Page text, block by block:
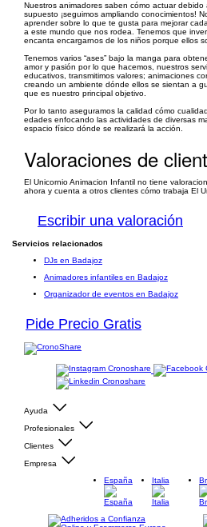
Nuestros animadores saben cómo actuar debido
supuesto ¡seguimos ampliando conocimientos!
aprender sobre lo que te gusta para mejorar
a este mundo que nos rodea. Tenemos que
encanta encargarnos de los niños porque ellos
Tenemos varios “ases” bajo la manga para
amor y pasión por lo que hacemos, nuestros
educativos, transmitimos valores; animaciones
creando un ambiente dónde ellos se sientan a
que es nuestro principal objetivo.
Por lo tanto aseguramos la calidad cómo
edades enfocando las actividades de diversas
espacio físico dónde se realizará la acción.
Valoraciones de
El Unicornio Animacion Infantil no tiene
ahora y cuenta a otros clientes cómo trabaja El
Escribir una valoración
Servicios relacionados
DJs en Badajoz
Animadores infantiles en Badajoz
Organizador de eventos en Badajoz
Pide Precio Gratis
Ayuda
Profesionales
Clientes
Empresa
España
Italia